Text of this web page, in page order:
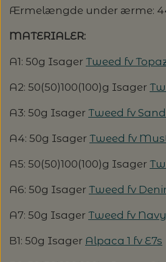
PASCUALI: NEPAL -
PASCULI: SUAVE -
PÅ ALLE KITS
19 - 23)
MONDIAL
RAUMA
MY FAVOURITE
ODD ROW
SUSIE
OPSKRIFTHOLDER
SAKSE
STRIKKE- OG
Ærmelængde under ærme: 44
MATERIALER:
A1: 50g Isager Tweed fv
A2: 50(50)100(100)g Isager
A3: 50g Isager Tweed fv Sand
A4: 50g Isager Tweed fv
A5: 50(50)100(100)g Isager
A6: 50g Isager Tweed fv
A7: 50g Isager Tweed fv Navy
B1: 50g Isager Alpaca 1 fv E7s